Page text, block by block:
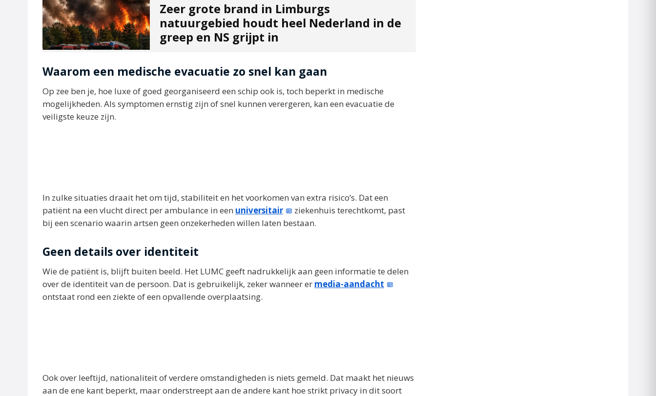
Zeer grote brand in Limburgs
natuurgebied houdt heel Nederland in de
greep en NS grijpt in
Waarom een medische evacuatie zo snel kan gaan
Op zee ben je, hoe luxe of goed georganiseerd een schip ook is, toch beperkt in medische
mogelijkheden. Als symptomen ernstig zijn of snel kunnen verergeren, kan een evacuatie de
veiligste keuze zijn.
In zulke situaties draait het om tijd, stabiliteit en het voorkomen van extra risico’s. Dat een
patiënt na een vlucht direct per ambulance in een universitair
ziekenhuis terechtkomt, past
bij een scenario waarin artsen geen onzekerheden willen laten bestaan.
Geen details over identiteit
Wie de patiënt is, blijft buiten beeld. Het LUMC geeft nadrukkelijk aan geen informatie te delen
over de identiteit van de persoon. Dat is gebruikelijk, zeker wanneer er media-aandacht
ontstaat rond een ziekte of een opvallende overplaatsing.
Ook over leeftijd, nationaliteit of verdere omstandigheden is niets gemeld. Dat maakt het nieuws
aan de ene kant beperkt, maar onderstreept aan de andere kant hoe strikt privacy in dit soort